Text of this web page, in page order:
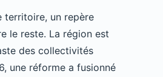
territoire, un repère
le reste. La région est
des collectivités
une réforme a fusionné